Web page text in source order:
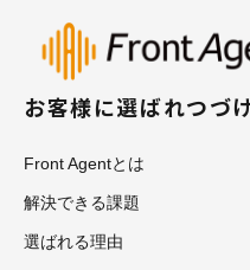
お客様に選ばれつづ
Front Agentとは
解決できる課題
選ばれる理由